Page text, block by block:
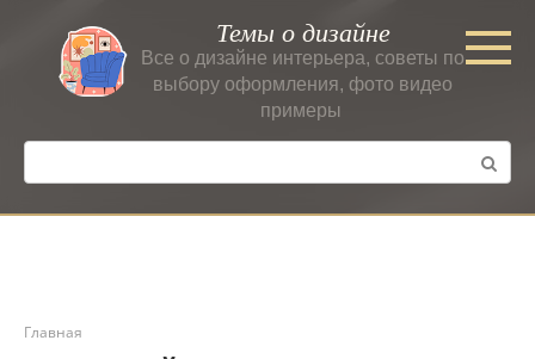
контенту
Темы о дизайне
Все о дизайне интерьера, советы по
выбору оформления, фото видео
примеры
Поиск:
Главная